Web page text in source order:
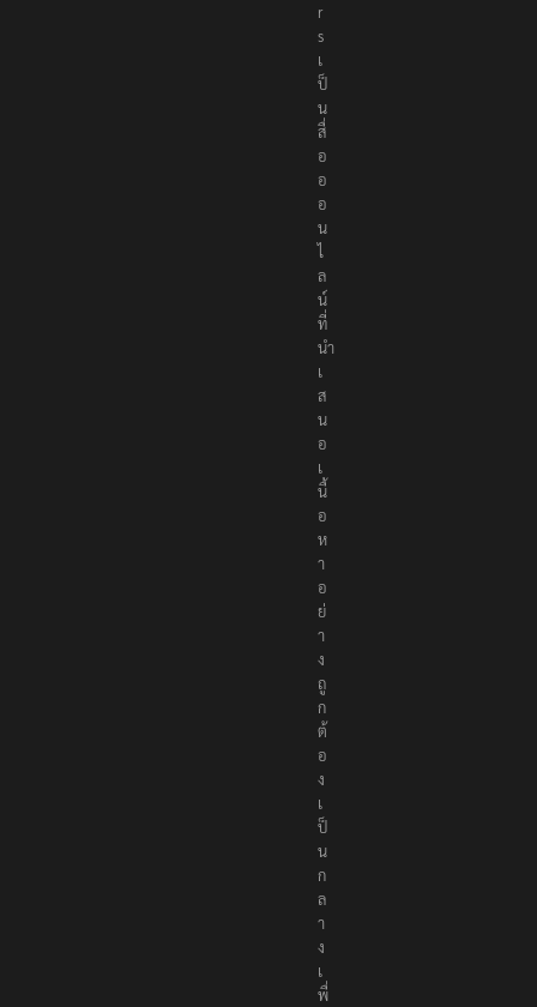
r
s
เ
ป็
น
สื่
อ
อ
อ
น
ไ
ล
น์
ที่
นำ
เ
ส
น
อ
เ
นื้
อ
ห
า
อ
ย่
า
ง
ถู
ก
ต้
อ
ง
เ
ป็
น
ก
ล
า
ง
เ
พื่